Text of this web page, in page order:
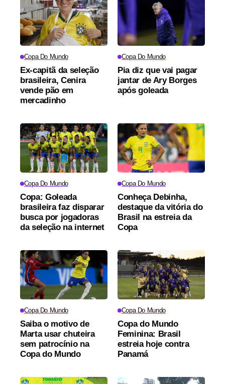
Copa Do Mundo
Ex-capitã da seleção
brasileira, Cenira
vende pão em
mercadinho
Copa Do Mundo
Pia diz que vai pagar
jantar de Ary Borges
após goleada
Copa Do Mundo
Copa: Goleada
brasileira faz disparar
busca por jogadoras
da seleção na internet
Copa Do Mundo
Conheça Debinha,
destaque da vitória do
Brasil na estreia da
Copa
Copa Do Mundo
Saiba o motivo de
Marta usar chuteira
sem patrocínio na
Copa do Mundo
Copa Do Mundo
Copa do Mundo
Feminina: Brasil
estreia hoje contra
Panamá